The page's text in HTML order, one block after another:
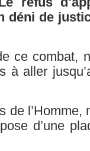
déni de
ce combat,
à aller
de l’Homme,
d’une